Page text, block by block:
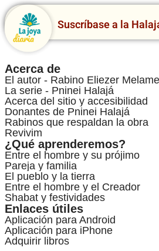
Suscríbase a la
Acerca de
El autor - Rabino Eliezer
La serie - Pninei Halajá
Acerca del sitio y accesibilidad
Donantes de Pninei Halajá
Rabinos que respaldan la obra
Revivim
¿Qué aprenderemos?
Entre el hombre y su prójimo
Pareja y familia
El pueblo y la tierra
Entre el hombre y el Creador
Shabat y festividades
Enlaces útiles
Aplicación para Android
Aplicación para iPhone
Adquirir libros